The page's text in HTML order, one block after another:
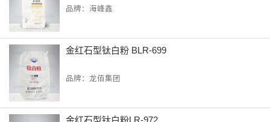
品牌：海峰鑫
金红石型钛白粉 BLR-699
品牌：龙佰集团
金红石型钛白粉LR-972